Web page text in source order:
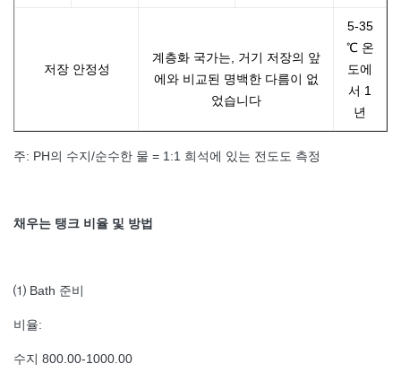
저장 안정성
계층화 국가는, 거기 저장의 앞
에와 비교된 명백한 다름이 없
었습니다
5-35
℃ 온
도에
서 1
년
주: PH의 수지/순수한 물 = 1:1 희석에 있는 전도도 측정
채우는 탱크 비율 및 방법
⑴ Bath 준비
비율:
수지 800.00-1000.00